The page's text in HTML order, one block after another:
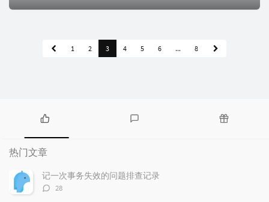
1 2 3 4 5 6 ... 8
热
门
文
章
论
热门文章
记一次事务失效的问题排查记录
评
28